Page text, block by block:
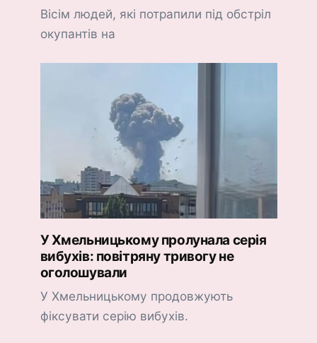
Вісім людей, які потрапили під обстріл
окупантів на
У Хмельницькому пролунала серія
вибухів: повітряну тривогу не
оголошували
У Хмельницькому продовжують
фіксувати серію вибухів.